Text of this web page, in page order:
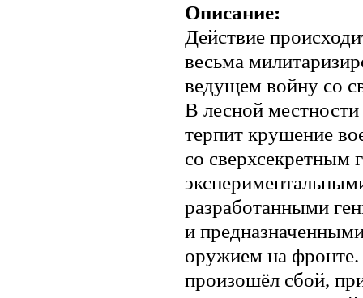
Описание:
Действие
весьма
ведущем войну со
В лесной
терпит крушение
со сверхсекретным
разработанными
и
оружием на
произошёл сбой,